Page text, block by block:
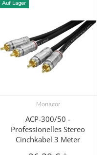
Auf Lager
Monacor
ACP-300/50 -
Professionelles Stereo
Cinchkabel 3 Meter